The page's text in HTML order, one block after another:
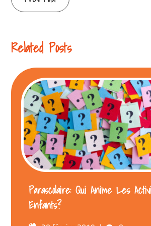
Related Posts
Parascolaire: Qui Anime Les
Enfants?